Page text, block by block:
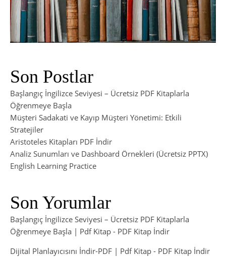
Son Postlar
Başlangıç İngilizce Seviyesi – Ücretsiz PDF Kitaplarla
Öğrenmeye Başla
Müşteri Sadakati ve Kayıp Müşteri Yönetimi: Etkili
Stratejiler
Aristoteles Kitapları PDF İndir
Analiz Sunumları ve Dashboard Örnekleri (Ücretsiz PPTX)
English Learning Practice
Son Yorumlar
Başlangıç İngilizce Seviyesi – Ücretsiz PDF Kitaplarla
Öğrenmeye Başla | Pdf Kitap - PDF Kitap İndir
Dijital Planlayıcısını İndir-PDF | Pdf Kitap - PDF Kitap İndir